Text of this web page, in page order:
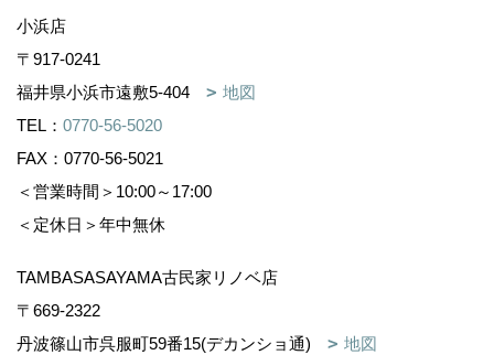
小浜店
〒917-0241
福井県小浜市遠敷5-404
地図
TEL： 0770-56-5020
FAX：0770-56-5021
＜営業時間＞10:00～17:00
＜定休日＞年中無休
TAMBASASAYAMA古民家リノベ店
〒669-2322
丹波篠山市呉服町59番15(デカンショ通)
地図